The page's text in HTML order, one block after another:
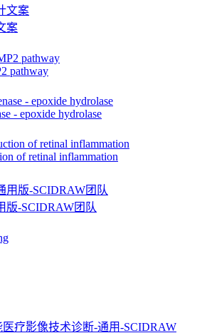
案
pathway
- epoxide hydrolase
of retinal inflammation
版-SCIDRAW团队